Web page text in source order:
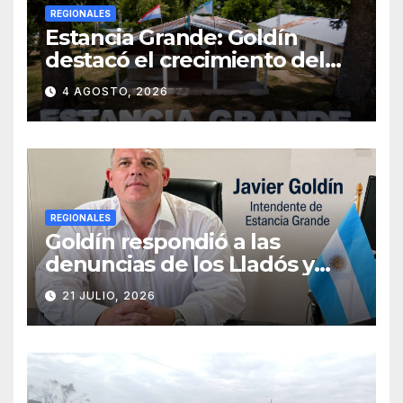
REGIONALES
Estancia Grande: Goldín
destacó el crecimiento del
municipio, anunció nuevas
obras y defendió su gestión
frente a las críticas
4 AGOSTO, 2026
REGIONALES
Goldín respondió a las
denuncias de los Lladós y
defendió la transparencia de
su gestión
21 JULIO, 2026